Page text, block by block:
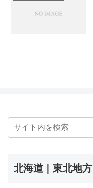
北海道｜東北地方